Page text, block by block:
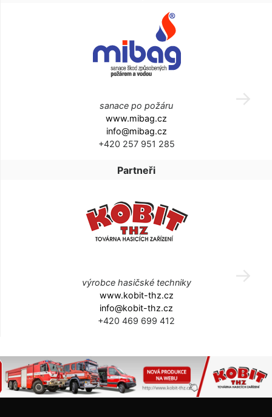
sanace po požáru
www.mibag.cz
info@mibag.cz
+420 257 951 285
Partneři
výrobce hasičské techniky
www.kobit-thz.cz
info@kobit-thz.cz
+420 469 699 412